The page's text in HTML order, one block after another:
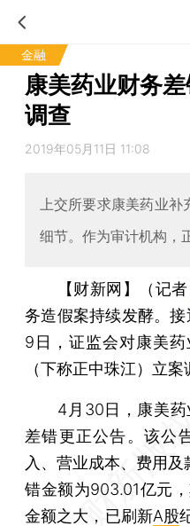
金融
康美药业财务
调查
2019年05月11日 11:08
上交所要求康美药业
细节。作为审计机构，
【财新网】（记者
务造假案持续发酵。
9日，证监会对康美
（下称正中珠江）立案
4月30日，康美药
差错更正公告。该公
入、营业成本、费用
错金额为903.01亿元
金额之大，已刷新A股